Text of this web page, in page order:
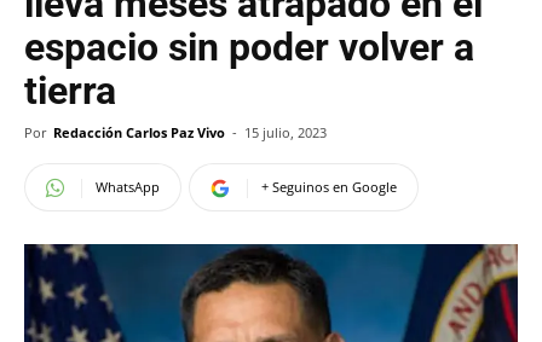
espacio sin poder volver a
tierra
Por Redacción Carlos Paz Vivo - 15 julio, 2023
WhatsApp + Seguinos en Google